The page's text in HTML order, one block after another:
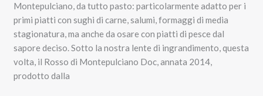
Montepulciano, da tutto pasto: particolarmente adatto per i
primi piatti con sughi di carne, salumi, formaggi di media
stagionatura, ma anche da osare con piatti di pesce dal
sapore deciso. Sotto la nostra lente di ingrandimento, questa
volta, il Rosso di Montepulciano Doc, annata 2014,
prodotto dalla